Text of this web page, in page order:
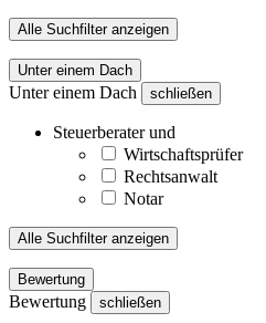
Alle Suchfilter anzeigen
Unter einem Dach
Unter einem Dach schließen
Steuerberater und
Wirtschaftsprüfer
Rechtsanwalt
Notar
Alle Suchfilter anzeigen
Bewertung
Bewertung schließen